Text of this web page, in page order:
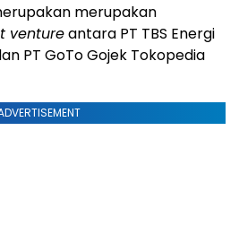
merupakan
ventureantara PT TBS Energi
PT GoTo Gojek Tokopedia